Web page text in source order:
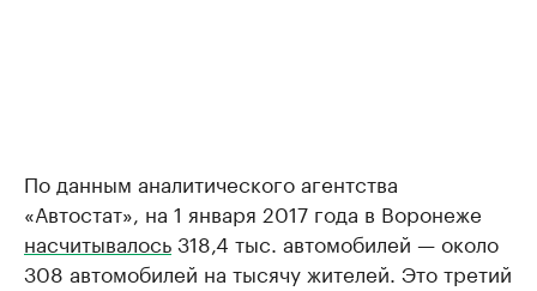
По данным аналитического агентства
«Автостат», на 1 января 2017 года в Воронеже
насчитывалось318,4 тыс. автомобилей — около
308 автомобилей на тысячу жителей. Это третий